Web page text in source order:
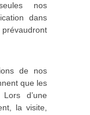
nos
dans
de nos
que les
d’une
la visite,